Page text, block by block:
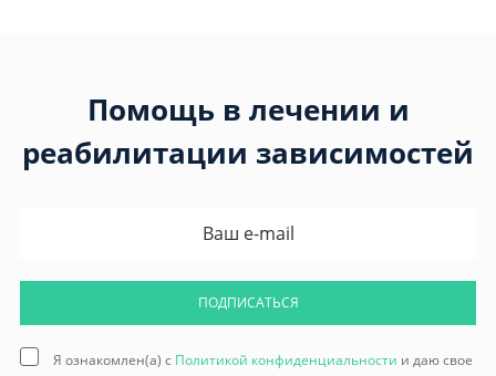
Помощь в лечении и
реабилитации зависимостей
ПОДПИСАТЬСЯ
Я ознакомлен(а) с Политикой конфиденциальности и даю свое